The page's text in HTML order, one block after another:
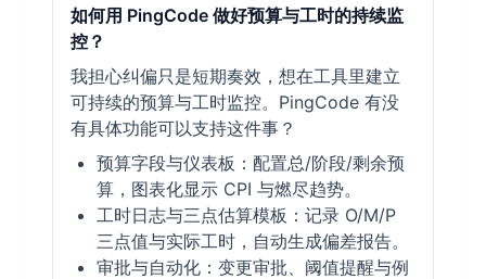
如何用 PingCode 做好预算与工时的持续监
控？
我担心纠偏只是短期奏效，想在工具里建立
可持续的预算与工时监控。PingCode 有没
有具体功能可以支持这件事？
预算字段与仪表板：配置总/阶段/剩余预
算，图表化显示 CPI 与燃尽趋势。
工时日志与三点估算模板：记录 O/M/P
三点值与实际工时，自动生成偏差报告。
审批与自动化：变更审批、阈值提醒与例